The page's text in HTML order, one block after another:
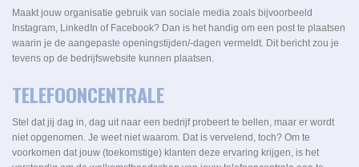
Maakt jouw organisatie gebruik van sociale media zoals bijvoorbeeld
Instagram, LinkedIn of Facebook? Dan is het handig om een post te plaatsen
waarin je de aangepaste openingstijden/-dagen vermeldt. Dit bericht zou je
tevens op de bedrijfswebsite kunnen plaatsen.
TELEFOONCENTRALE
Stel dat jij dag in, dag uit naar een bedrijf probeert te bellen, maar er wordt
niet opgenomen. Je weet niet waarom. Dat is vervelend, toch? Om te
voorkomen dat jouw (toekomstige) klanten deze ervaring krijgen, is het